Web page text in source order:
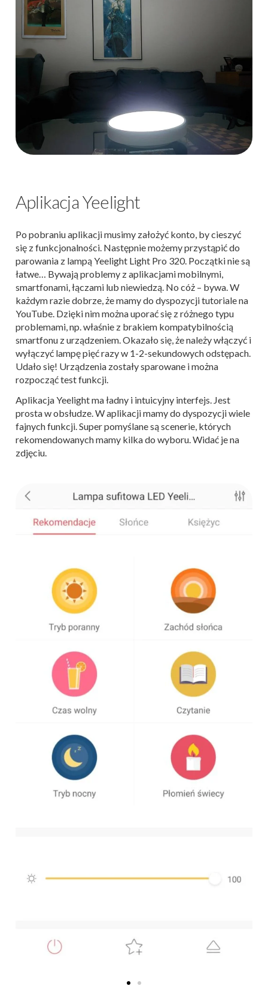
Aplikacja Yeelight
Po pobraniu aplikacji musimy założyć konto, by cieszyć
się z funkcjonalności. Następnie możemy przystąpić do
parowania z lampą Yeelight Light Pro 320. Początki nie są
łatwe… Bywają problemy z aplikacjami mobilnymi,
smartfonami, łączami lub niewiedzą. No cóż – bywa. W
każdym razie dobrze, że mamy do dyspozycji tutoriale na
YouTube. Dzięki nim można uporać się z różnego typu
problemami, np. właśnie z brakiem kompatybilnością
smartfonu z urządzeniem. Okazało się, że należy włączyć i
wyłączyć lampę pięć razy w 1-2-sekundowych odstępach.
Udało się! Urządzenia zostały sparowane i można
rozpocząć test funkcji.
Aplikacja Yeelight ma ładny i intuicyjny interfejs. Jest
prosta w obsłudze. W aplikacji mamy do dyspozycji wiele
fajnych funkcji. Super pomyślane są scenerie, których
rekomendowanych mamy kilka do wyboru. Widać je na
zdjęciu.